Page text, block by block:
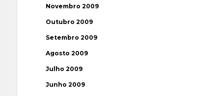
Novembro 2009
Outubro 2009
Setembro 2009
Agosto 2009
Julho 2009
Junho 2009